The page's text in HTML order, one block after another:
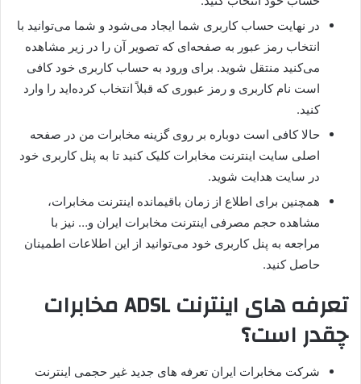
در نهایت حساب کاربری شما ایجاد می‌شود و شما می‌توانید با
انتخاب رمز عبور به صفحه‌ای که تصویر آن را در زیر مشاهده
می‌کنید منتقل شوید. برای ورود به حساب کاربری خود کافی
است نام کاربری و رمز عبوری که قبلاً انتخاب کرده‌اید را وارد
کنید.
حالا کافی است دوباره بر روی گزینه مخابرات من در صفحه
اصلی سایت اینترنت مخابرات کلیک کنید تا به پنل کاربری خود
در سایت هدایت شوید.
همچنین برای اطلاع از زمان باقیمانده اینترنت مخابرات،
مشاهده حجم مصرفی اینترنت مخابرات ایران و… نیز با
مراجعه به پنل کاربری خود می‌توانید از این اطلاعات اطمینان
حاصل کنید.
تعرفه های اینترنت ADSL مخابرات
چقدر است؟
شرکت مخابرات ایران تعرفه های جدید غیر حجمی اینترنت